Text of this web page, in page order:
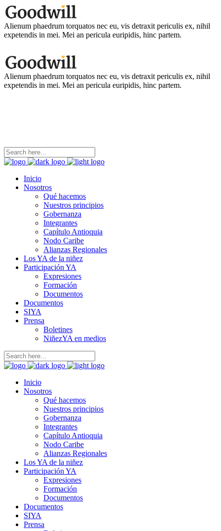
Alienum phaedrum torquatos nec eu, vis detraxit periculis ex, nihil
expetendis in mei. Mei an pericula euripidis, hinc partem.
Alienum phaedrum torquatos nec eu, vis detraxit periculis ex, nihil
expetendis in mei. Mei an pericula euripidis, hinc partem.
Inicio
Nosotros
Qué hacemos
Nuestros principios
Gobernanza
Integrantes
Capítulo Antioquia
Nodo Caribe
Alianzas Regionales
Los YA de la niñez
Participación YA
Expresiones
Formación
Documentos
Documentos
SIYA
Prensa
Boletines
NiñezYA en medios
Inicio
Nosotros
Qué hacemos
Nuestros principios
Gobernanza
Integrantes
Capítulo Antioquia
Nodo Caribe
Alianzas Regionales
Los YA de la niñez
Participación YA
Expresiones
Formación
Documentos
Documentos
SIYA
Prensa